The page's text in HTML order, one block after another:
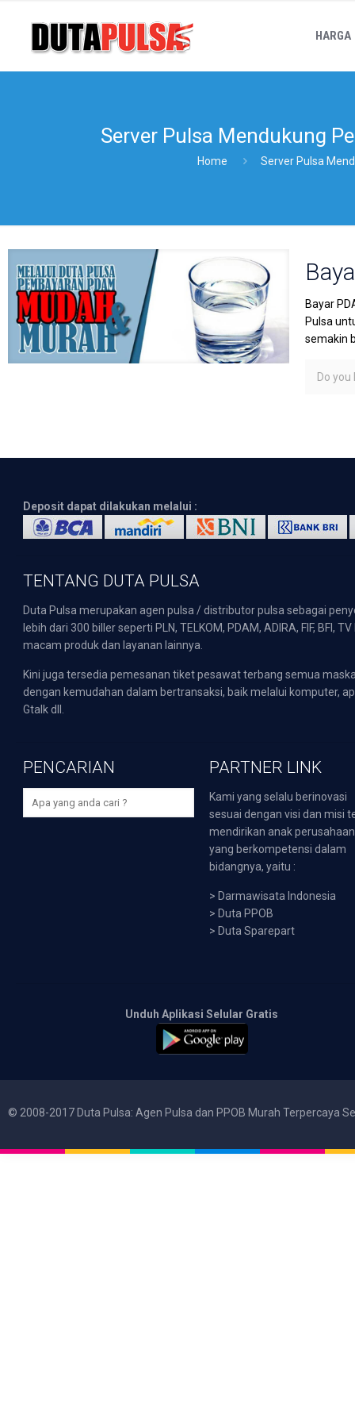
HARGA
Server Pulsa Mendukung
Home Server Pulsa
Bayar
Pulsa
semakin
Do you
Deposit dapat dilakukan melalui :
TENTANG DUTA PULSA
Duta Pulsa merupakan agen pulsa / distributor pulsa sebagai
lebih dari 300 biller seperti PLN, TELKOM, PDAM, ADIRA, FIF,
macam produk dan layanan lainnya.
Kini juga tersedia pemesanan tiket pesawat terbang semua
dengan kemudahan dalam bertransaksi, baik melalui komputer,
Gtalk dll.
PENCARIAN PARTNER LINK
Kami yang selalu berinovasi
sesuai dengan visi dan misi
mendirikan anak perusahaan
yang berkompetensi dalam
bidangnya, yaitu :
> Darmawisata Indonesia
> Duta PPOB
> Duta Sparepart
Unduh Aplikasi Selular Gratis
© 2008-2017 Duta Pulsa: Agen Pulsa dan PPOB Murah Terpercaya